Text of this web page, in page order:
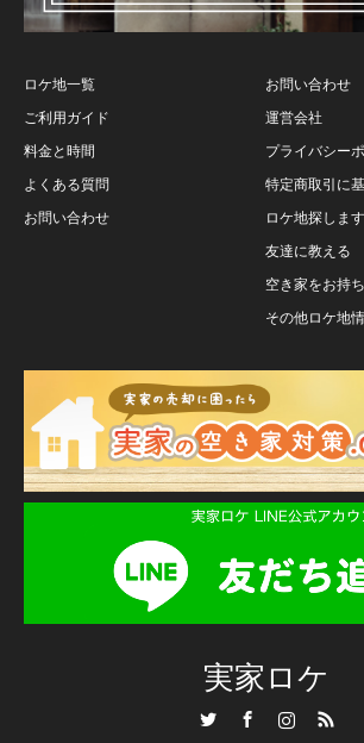
ロケ地一覧
ご利用ガイド
料金と時間
よくある質問
お問い合わせ
お問い合わせ
運営会社
プライバシー
特定商取引に
ロケ地探します
友達に教える
空き家をお持
その他ロケ地
実家ロケ
InstagramRSS